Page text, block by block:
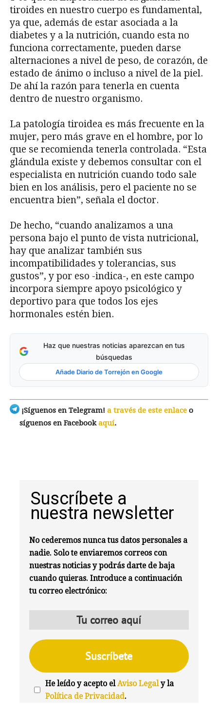
tiroides en nuestro cuerpo es fundamental,
ya que, además de estar asociada a la
diabetes y a la nutrición, cuando esta no
funciona correctamente, pueden darse
alternaciones a nivel de peso, de corazón, de
estado de ánimo o incluso a nivel de la piel.
De ahí la razón para tenerla en cuenta
dentro de nuestro organismo.
La patología tiroidea es más frecuente en la
mujer, pero más grave en el hombre, por lo
que se recomienda tenerla controlada. “Esta
glándula existe y debemos consultar con el
especialista en nutrición cuando todo sale
bien en los análisis, pero el paciente no se
encuentra bien”, señala el doctor.
De hecho, “cuando analizamos a una
persona bajo el punto de vista nutricional,
hay que analizar también sus
incompatibilidades y tolerancias, sus
gustos”, y por eso -indica-, en este campo
incorpora siempre apoyo psicológico y
deportivo para que todos los ejes
hormonales estén bien.
Haz que nuestras noticias aparezcan en tus
búsquedas
Añade Diario de Torrejón en Google
¡Síguenos en Telegram! a través de este enlace o
síguenos en Facebookaquí.
Suscríbete a
nuestra newsletter
No cederemos nunca tus datos personales a
nadie. Solo te enviaremos correos con
nuestras noticias y podrás darte de baja
cuando quieras. Introduce a continuación
tu correo electrónico:
He leído y acepto elAviso Legaly la
Política de Privacidad.